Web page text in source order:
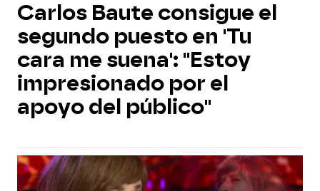
Carlos Baute consigue el
segundo puesto en 'Tu
cara me suena': "Estoy
impresionado por el
apoyo del público"